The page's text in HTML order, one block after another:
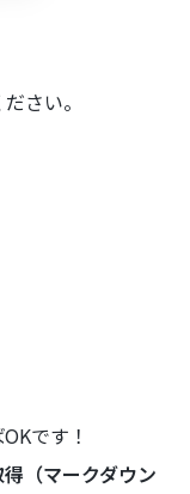
さい。
です！
得（マークダウン